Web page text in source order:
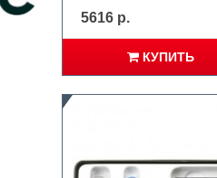
5616 р.
КУПИТЬ